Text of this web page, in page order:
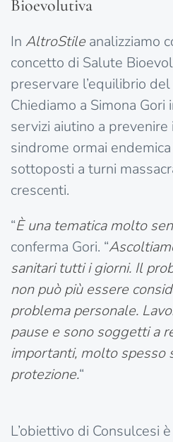
Bioevolutiva
In AltroStileanalizziamo
concetto di Salute
preservare l’equilibrio
Chiediamo a Simona Gori
servizi aiutino a prevenire
sindrome ormai
sottoposti a turni
crescenti.
“È una tematica molto
conferma Gori. “
sanitari tutti i giorni. Il
non può più essere
problema personale.
pause e sono soggetti a
importanti, molto spesso
protezione.“
L’obiettivo di Consulcesi